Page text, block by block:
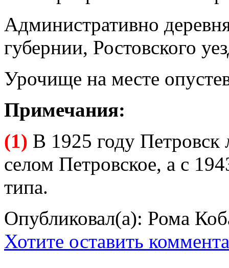
Административно
губернии, Ростовского
Урочище на месте
Примечания:
(1) В 1925 году Петровск
селом Петровское, а с
типа.
Опубликовал(а): Рома
Хотите оставить